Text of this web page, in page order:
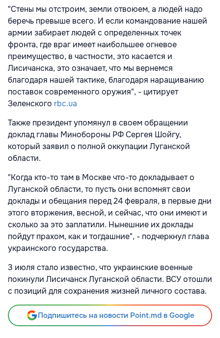
"Стены мы отстроим, земли отвоюем, а людей надо
беречь превыше всего. И если командование нашей
армии забирает людей с определенных точек
фронта, где враг имеет наибольшее огневое
преимущество, в частности, это касается и
Лисичанска, это означает, что мы вернемся
благодаря нашей тактике, благодаря наращиванию
поставок современного оружия", - цитирует
Зеленского rbc.ua
Также президент упомянул в своем обращении
доклад главы Минобороны РФ Сергея Шойгу,
который заявил о полной оккупации Луганской
области.
"Когда кто-то там в Москве что-то докладывает о
Луганской области, то пусть они вспомнят свои
доклады и обещания перед 24 февраля, в первые дни
этого вторжения, весной, и сейчас, что они имеют и
сколько за это заплатили. Нынешние их доклады
пойдут прахом, как и тогдашние", - подчеркнул глава
украинского государства.
3 июля стало известно, что украинские военные
покинули Лисичанск Луганской области. ВСУ отошли
с позиций для сохранения жизней личного состава.
Подпишитесь на новости Point.md в Google